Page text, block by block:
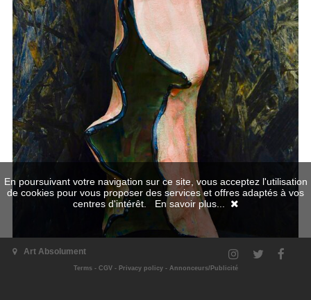
Art Absolument
Terms- CGV- Privacy policy- Annonceurs/Publicité
En poursuivant votre navigation sur ce site, vous acceptez l'utilisation
de cookies pour vous proposer des services et offres adaptés à vos
centres d'intérêt. En savoir plus...